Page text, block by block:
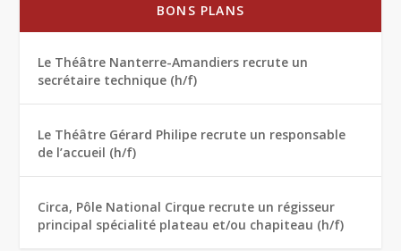
BONS PLANS
Le Théâtre Nanterre-Amandiers recrute un
secrétaire technique (h/f)
Le Théâtre Gérard Philipe recrute un responsable
de l’accueil (h/f)
Circa, Pôle National Cirque recrute un régisseur
principal spécialité plateau et/ou chapiteau (h/f)